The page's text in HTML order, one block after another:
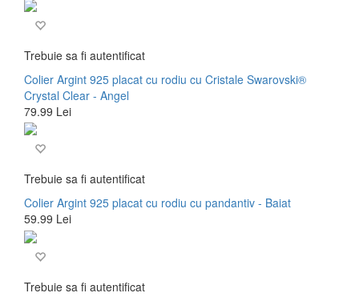
Trebuie sa fi autentificat
Colier Argint 925 placat cu rodiu cu Cristale Swarovski®
Crystal Clear - Angel
79.99 Lei
Trebuie sa fi autentificat
Colier Argint 925 placat cu rodiu cu pandantiv - Baiat
59.99 Lei
Trebuie sa fi autentificat